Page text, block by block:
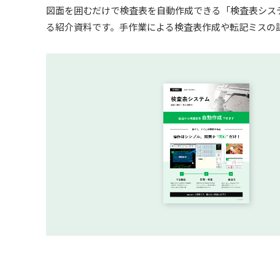
図面を囲むだけで検査表を自動作成できる「検査表シ
る紹介資料です。手作業による検査表作成や転記ミスの